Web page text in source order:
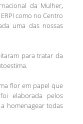
da Mulher,
como no Centro
uma das nossas
para tratar da
flor em papel que
elaborada pelos
homenagear todas